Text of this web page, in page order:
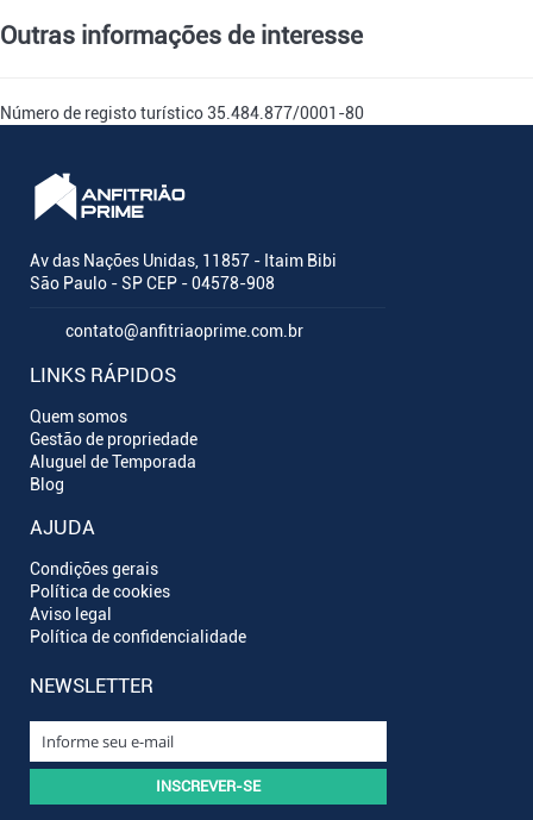
Outras informações de interesse
Número de registo turístico 35.484.877/0001-80
Av das Nações Unidas, 11857 - Itaim Bibi
São Paulo - SP CEP - 04578-908
contato@anfitriaoprime.com.br
LINKS RÁPIDOS
Quem somos
Gestão de propriedade
Aluguel de Temporada
Blog
AJUDA
Condições gerais
Política de cookies
Aviso legal
Política de confidencialidade
NEWSLETTER